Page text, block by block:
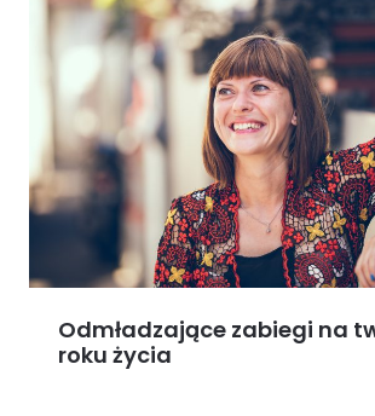
Odmładzające zabiegi na
roku życia